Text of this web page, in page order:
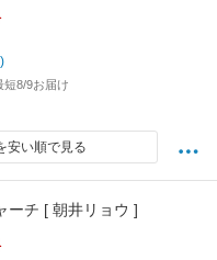
短8/9お届け
安い順で見る
ーチ [ 朝井リョウ ]